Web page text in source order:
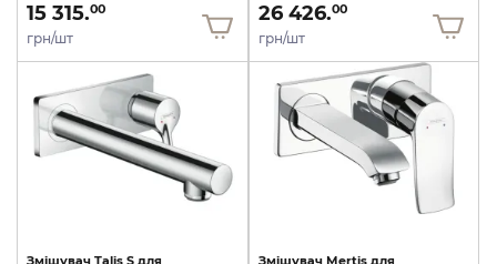
15 315.00
грн/шт
26 426.00
грн/шт